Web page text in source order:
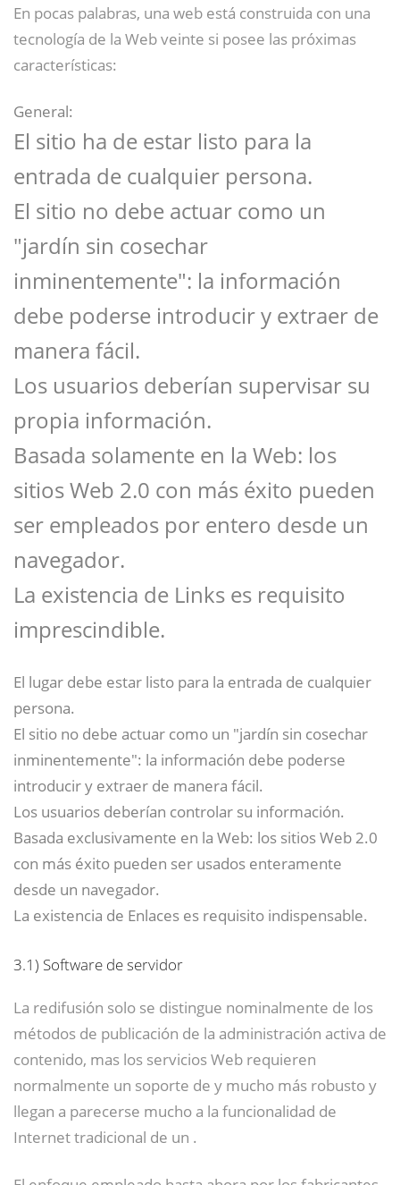
En pocas palabras, una web está construida con una
tecnología de la Web veinte si posee las próximas
características:
General:
El sitio ha de estar listo para la
entrada de cualquier persona.
El sitio no debe actuar como un
"jardín sin cosechar
inminentemente": la información
debe poderse introducir y extraer de
manera fácil.
Los usuarios deberían supervisar su
propia información.
Basada solamente en la Web: los
sitios Web 2.0 con más éxito pueden
ser empleados por entero desde un
navegador.
La existencia de Links es requisito
imprescindible.
El lugar debe estar listo para la entrada de cualquier
persona.
El sitio no debe actuar como un "jardín sin cosechar
inminentemente": la información debe poderse
introducir y extraer de manera fácil.
Los usuarios deberían controlar su información.
Basada exclusivamente en la Web: los sitios Web 2.0
con más éxito pueden ser usados enteramente
desde un navegador.
La existencia de Enlaces es requisito indispensable.
3.1) Software de servidor
La redifusión solo se distingue nominalmente de los
métodos de publicación de la administración activa de
contenido, mas los servicios Web requieren
normalmente un soporte de y mucho más robusto y
llegan a parecerse mucho a la funcionalidad de
Internet tradicional de un .